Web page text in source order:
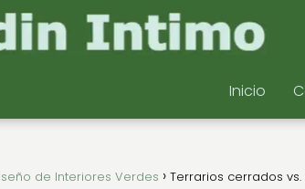
Inicio
de Interiores Verdes Terrarios cerrados